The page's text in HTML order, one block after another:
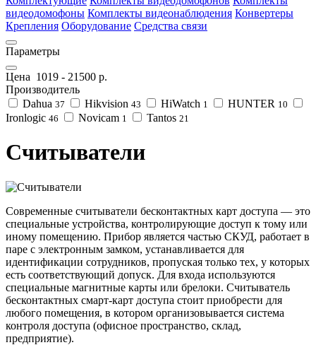
видеодомофоны Комплекты видеонаблюдения Конвертеры
Крепления Оборудование Средства связи
Параметры
Цена 1019 - 21500 р.
Производитель
Dahua 37 Hikvision 43 HiWatch 1 HUNTER 10
Ironlogic 46 Novicam 1 Tantos 21
Считыватели
Современные считыватели бесконтактных карт доступа — это
специальные устройства, контролирующие доступ к тому или
иному помещению. Прибор является частью СКУД, работает в
паре с электронным замком, устанавливается для
идентификации сотрудников, пропуская только тех, у которых
есть соответствующий допуск. Для входа используются
специальные магнитные карты или брелоки. Считыватель
бесконтактных смарт-карт доступа стоит приобрести для
любого помещения, в котором организовывается система
контроля доступа (офисное пространство, склад,
предприятие).